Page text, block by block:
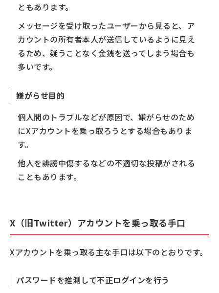
ともあります。
メッセージを受け取ったユーザーから見ると、ア
カウントの所有者本人が送信しているように見え
るため、疑うことなく金銭を送ってしまう場合も
多いです。
嫌がらせ目的
個人間のトラブルなどが原因で、嫌がらせのため
にXアカウントを乗っ取ろうとする場合もありま
す。
他人を誹謗中傷するなどの不適切な投稿がされる
こともあります。
X（旧Twitter）アカウントを乗っ取る手口
Xアカウントを乗っ取る主な手口は以下のとおりです。
パスワードを推測して不正ログインを行う